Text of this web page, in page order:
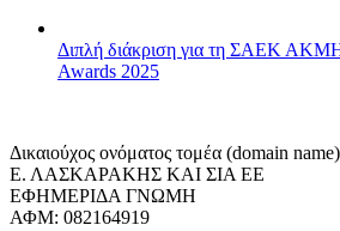
Διπλή διάκριση για τη ΣΑΕΚ
Awards 2025
Δικαιούχος ονόματος τομέα (domain name)
Ε. ΛΑΣΚΑΡΑΚΗΣ ΚΑΙ ΣΙΑ ΕΕ
ΕΦΗΜΕΡΙΔΑ ΓΝΩΜΗ
ΑΦΜ: 082164919